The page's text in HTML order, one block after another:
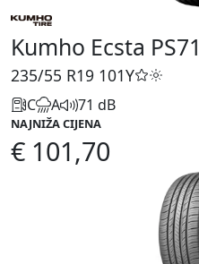
Kumho Ecsta PS71
235/55 R19 101Y
C A 71 dB
NAJNIŽA CIJENA
€ 101,70